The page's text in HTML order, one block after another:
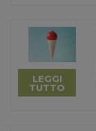
LEGGI
TUTTO